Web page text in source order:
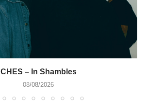
CHES – In Shambles
08/08/2026